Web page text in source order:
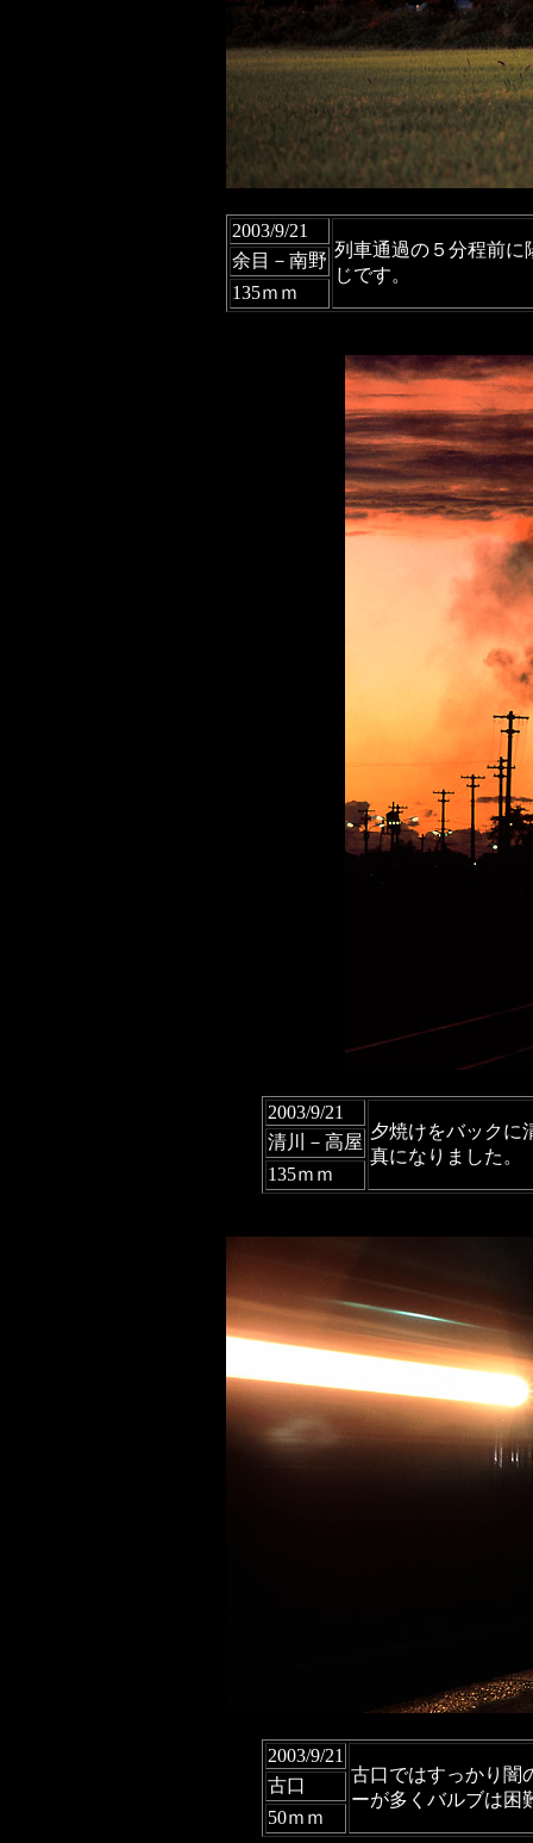
2003/9/21
列車通過の５分程前に
じです。
余目－南野
135ｍｍ
2003/9/21
夕焼けをバックに
真になりました。
清川－高屋
135ｍｍ
2003/9/21
古口ではすっかり闇
ーが多くバルブは困
古口
50ｍｍ